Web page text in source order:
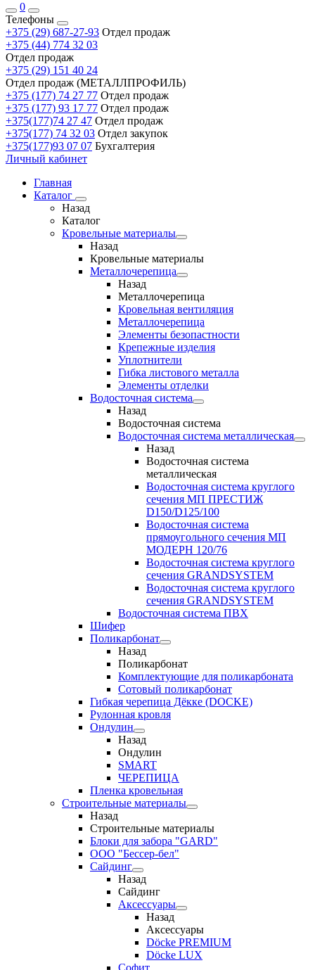
0
Телефоны
+375 (29) 687-27-93 Отдел продаж
+375 (44) 774 32 03
Отдел продаж
+375 (29) 151 40 24
Отдел продаж (МЕТАЛЛПРОФИЛЬ)
+375 (177) 74 27 77 Отдел продаж
+375 (177) 93 17 77 Отдел продаж
+375(177)74 27 47 Отдел продаж
+375(177) 74 32 03 Отдел закупок
+375(177)93 07 07 Бухгалтерия
Личный кабинет
Главная
Каталог
Назад
Каталог
Кровельные материалы
Назад
Кровельные материалы
Металлочерепица
Назад
Металлочерепица
Кровельная вентиляция
Металлочерепица
Элементы безопастности
Крепежные изделия
Уплотнители
Гибка листового металла
Элементы отделки
Водосточная система
Назад
Водосточная система
Водосточная система металлическая
Назад
Водосточная система
металлическая
Водосточная система круглого
сечения МП ПРЕСТИЖ
D150/D125/100
Водосточная система
прямоугольного сечения МП
МОДЕРН 120/76
Водосточная система круглого
сечения GRANDSYSTEM
Водосточная система круглого
сечения GRANDSYSTEM
Водосточная система ПВХ
Шифер
Поликарбонат
Назад
Поликарбонат
Комплектующие для поликарбоната
Сотовый поликарбонат
Гибкая черепица Дёкке (DOCKE)
Рулонная кровля
Ондулин
Назад
Ондулин
SMART
ЧЕРЕПИЦА
Пленка кровельная
Строительные материалы
Назад
Строительные материалы
Блоки для забора "GARD"
ООО "Бессер-бел"
Сайдинг
Назад
Сайдинг
Аксессуары
Назад
Аксессуары
Döcke PREMIUM
Döcke LUX
Софит